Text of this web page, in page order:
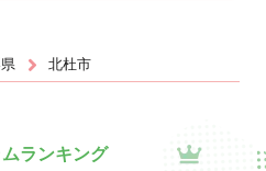
北杜市
ランキング